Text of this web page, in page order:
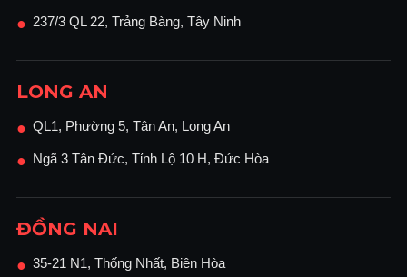
● 237/3 QL 22, Trảng Bàng, Tây Ninh
LONG AN
● QL1, Phường 5, Tân An, Long An
● Ngã 3 Tân Đức, Tỉnh Lộ 10 H, Đức Hòa
ĐỒNG NAI
● 35-21 N1, Thống Nhất, Biên Hòa